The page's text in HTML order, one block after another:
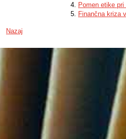
Pomen etike
Finančna kriza
Nazaj